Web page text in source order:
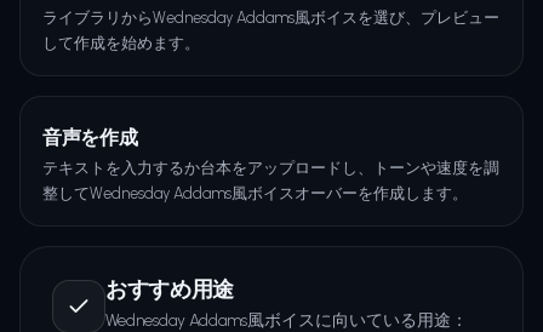
ライブラリからWednesday Addams風ボイスを選び、プレビュー
して作成を始めます。
音声を作成
テキストを入力するか台本をアップロードし、トーンや速度を調
整してWednesday Addams風ボイスオーバーを作成します。
おすすめ用途
Wednesday Addams風ボイスに向いている用途：